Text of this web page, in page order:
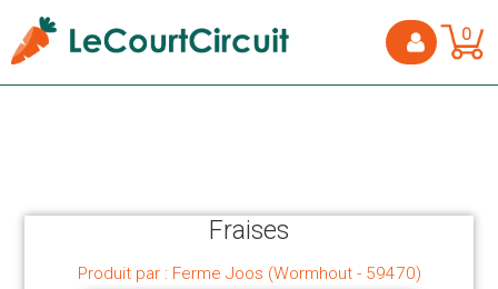
0
Fraises
Produit par : Ferme Joos (Wormhout - 59470)